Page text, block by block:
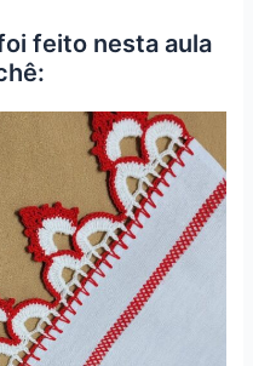
feito nesta aula